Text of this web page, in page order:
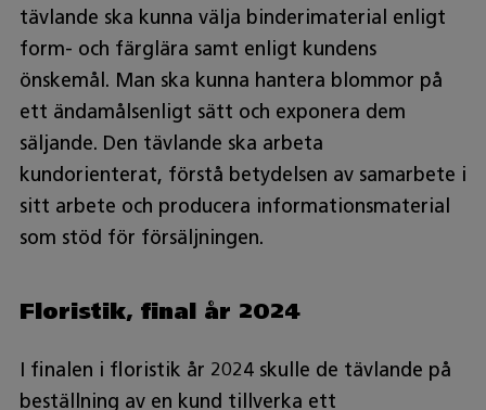
tävlande ska kunna välja binderimaterial enligt
form- och färglära samt enligt kundens
önskemål. Man ska kunna hantera blommor på
ett ändamålsenligt sätt och exponera dem
säljande. Den tävlande ska arbeta
kundorienterat, förstå betydelsen av samarbete i
sitt arbete och producera informationsmaterial
som stöd för försäljningen.
Floristik, final år 2024
I finalen i floristik år 2024 skulle de tävlande på
beställning av en kund tillverka ett